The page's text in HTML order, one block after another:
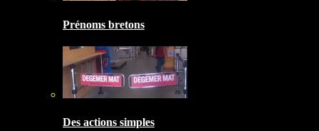
Prénoms bretons
Des actions simples